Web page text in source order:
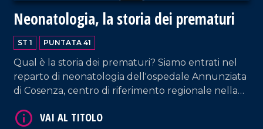
Neonatologia, la storia dei prematuri
ST 1 PUNTATA 41
Qual è la storia dei prematuri? Siamo entrati nel
reparto di neonatologia dell'ospedale Annunziata
di Cosenza, centro di riferimento regionale nella
studio, Gianfranco Scarpelli.
VAI AL TITOLO